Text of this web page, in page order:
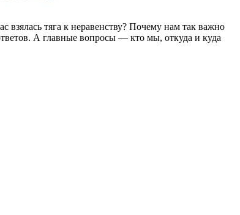
взялась тяга к неравенству? Почему нам так важно
А главные вопросы — кто мы, откуда и куда